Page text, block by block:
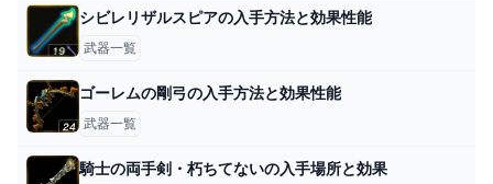
シビレリザルスピアの入手方法と効果性能
武器一覧
ゴーレムの剛弓の入手方法と効果性能
武器一覧
騎士の両手剣・朽ちてないの入手場所と効果